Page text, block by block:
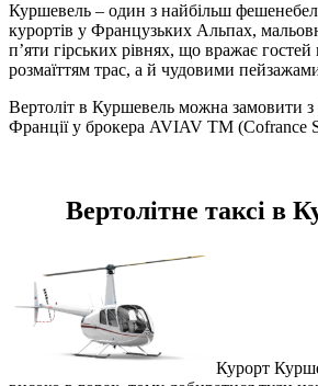
Куршевель – один з найбільш
курортів у Французьких Альпах,
п’яти гірських рівнях, що вражає
розмаїттям трас, а й чудовими
Вертоліт в Куршевель можна замовити з
Франції у брокера AVIAV TM (Cofrance
Вертолітне таксі в
Курорт